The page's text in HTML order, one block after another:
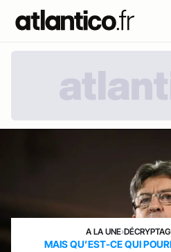
A LA UNE›
MAIS QU’EST-CE QUI